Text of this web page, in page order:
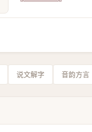
说文解字 音韵方言